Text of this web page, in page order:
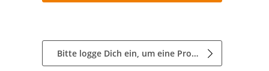
Bitte logge Dich ein, um eine Produktanfrage zu stellen